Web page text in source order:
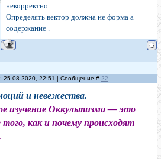
некорректно .
Определять вектор должна не форма а
содержание .
25.08.2020, 22:51 | Сообщение # 22
и невежества.
изучение Оккультизма — это
того, как и почему происходят